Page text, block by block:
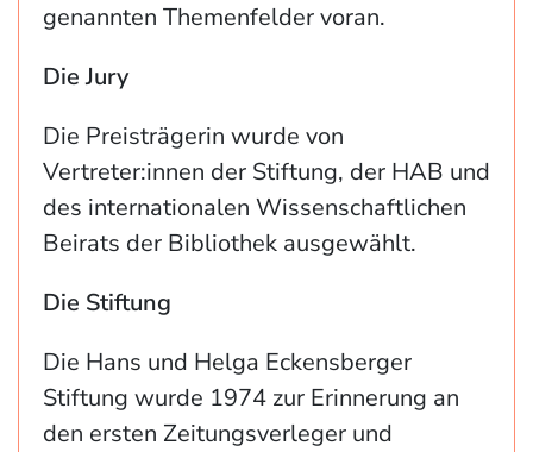
genannten Themenfelder voran.
Die Jury
Die Preisträgerin wurde von
Vertreter:innen der Stiftung, der HAB und
des internationalen Wissenschaftlichen
Beirats der Bibliothek ausgewählt.
Die Stiftung
Die Hans und Helga Eckensberger
Stiftung wurde 1974 zur Erinnerung an
den ersten Zeitungsverleger und